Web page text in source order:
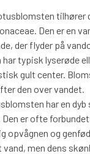
tilhører
Den er en
der flyder på
typisk lyserøde
gult center.
den over vandet.
har en dyb
er ofte
opvågnen og
men dens